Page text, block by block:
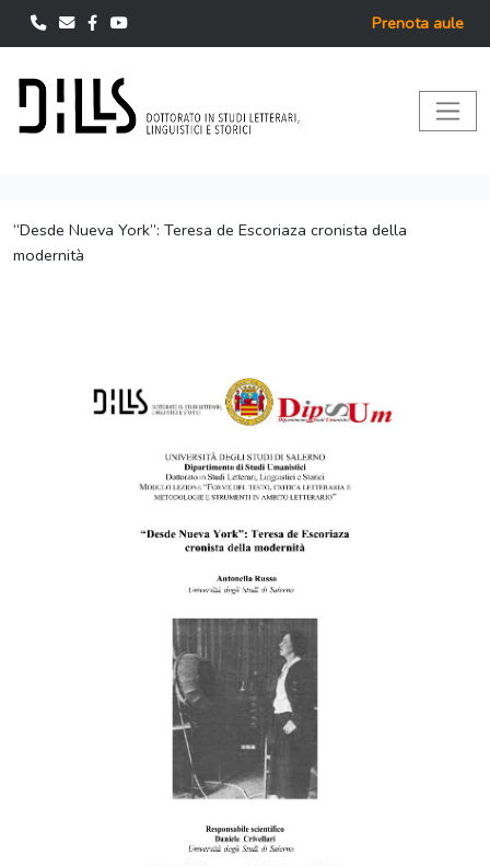
Prenota aule
“Desde Nueva York”: Teresa de Escoriaza cronista della
modernità